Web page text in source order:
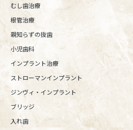
むし歯治療
根管治療
親知らずの抜歯
小児歯科
インプラント治療
ストローマンインプラント
ジンヴィ・インプラント
ブリッジ
入れ歯